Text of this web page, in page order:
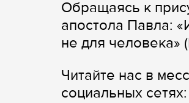
Обращаясь к
апостола Павла:
не для человека»
Читайте нас в
cоциальных сетях: